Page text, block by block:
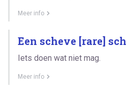
Meer info
Een scheve [rare]
Iets doen wat niet mag.
Meer info